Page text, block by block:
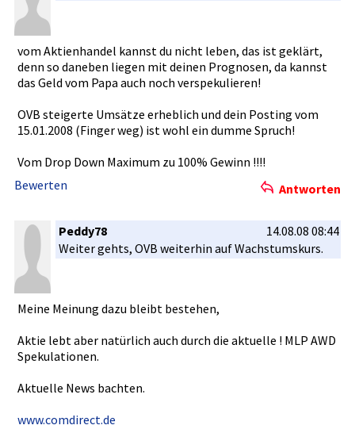
vom Aktienhand­el kannst du nicht leben, das ist geklärt,
denn so daneben liegen mit deinen Prognosen,­ da kannst
das Geld vom Papa auch noch verspekuli­eren!
OVB steigerte Umsätze erheblich und dein Posting vom
15.01.2008­ (Finger weg) ist wohl ein dumme Spruch!
Vom Drop Down Maximum zu 100% Gewinn !!!!
Bewerten
Antworten
Peddy78
14.08.08 08:44
Weiter gehts, OVB weiterhin auf Wachstumsk­urs.
Meine Meinung dazu bleibt bestehen,
Aktie lebt aber natürlich auch durch die aktuelle ! MLP AWD
Spekulatio­nen.
Aktuelle News bachten.
www.comdir­ect.de